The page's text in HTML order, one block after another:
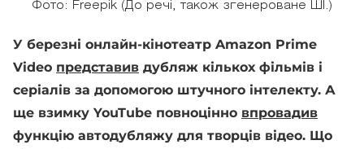
Фото: Freepik (До речі, також згенероване ШІ.)
У березні онлайн-кінотеатр Amazon Prime
Video представив дубляж кількох фільмів і
серіалів за допомогою штучного інтелекту. А
ще взимку YouTube повноцінно впровадив
функцію автодубляжу для творців відео. Що